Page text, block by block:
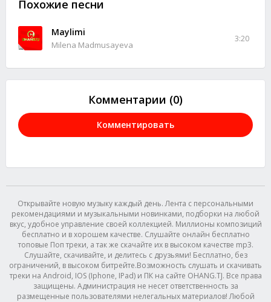
Похожие песни
Maylimi
Milena Madmusayeva
3:20
Комментарии (0)
Комментировать
Открывайте новую музыку каждый день. Лента с персональными
рекомендациями и музыкальными новинками, подборки на любой
вкус, удобное управление своей коллекцией. Миллионы композиций
бесплатно и в хорошем качестве. Слушайте онлайн бесплатно
топовые Поп треки, а так же скачайте их в высоком качестве mp3.
Слушайте, скачивайте, и делитесь с друзьями! Бесплатно, без
ограничений, в высоком битрейте.Возможность слушать и скачивать
треки на Android, IOS (Iphone, IPad) и ПК на сайте OHANG.TJ. Все права
защищены. Администрация не несет ответственность за
размещенные пользователями нелегальных материалов! Любой